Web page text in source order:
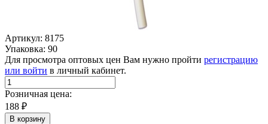
Артикул: 8175
Упаковка: 90
Для просмотра оптовых цен Вам нужно пройти регистрацию
или войти в личный кабинет.
Розничная цена:
188 ₽
В корзину